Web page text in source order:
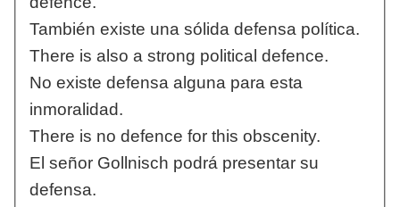
También existe una sólida defensa política.
There is also a strong political defence.
No existe defensa alguna para esta
inmoralidad.
There is no defence for this obscenity.
El señor Gollnisch podrá presentar su
defensa.